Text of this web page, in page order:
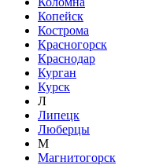
Копейск
Кострома
Красногорск
Краснодар
Курган
Курск
Л
Липецк
Люберцы
М
Магнитогорск